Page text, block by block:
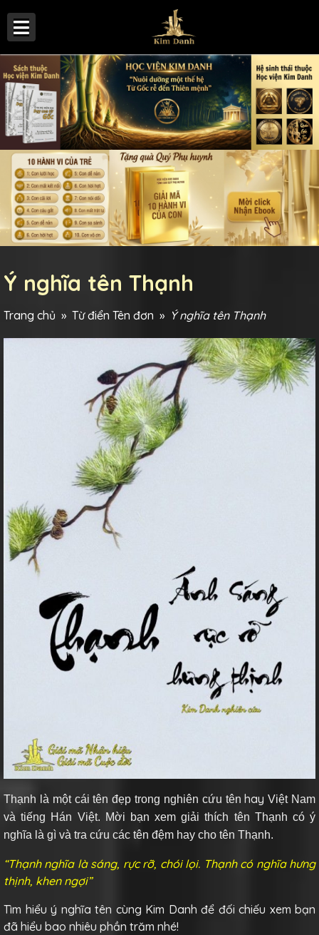
Ý nghĩa tên Thạnh
Trang chủ » Từ điển Tên đơn » Ý nghĩa tên Thạnh
Thạnh là một cái tên đẹp trong nghiên cứu tên hay Việt Nam
và tiếng Hán Việt. Mời bạn xem giải thích tên Thạnh có ý
nghĩa là gì và tra cứu các tên đệm hay cho tên Thạnh.
“Thạnh nghĩa là sáng, rực rỡ, chói lọi. Thạnh có nghĩa hưng
thịnh, khen ngợi”
Tìm hiểu ý nghĩa tên cùng Kim Danh để đối chiếu xem bạn
đã hiểu bao nhiêu phần trăm nhé!